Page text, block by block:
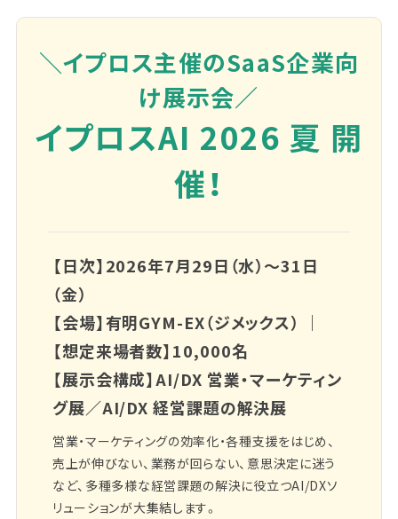
＼イプロス主催のSaaS企業向
け展示会／
イプロスAI 2026 夏 開
催！
【日次】2026年7月29日（水）～31日
（金）
【会場】有明GYM-EX（ジメックス） ｜
【想定来場者数】10,000名
【展示会構成】AI/DX 営業・マーケティン
グ展／AI/DX 経営課題の解決展
営業・マーケティングの効率化・各種支援をはじめ、
売上が伸びない、業務が回らない、意思決定に迷う
など、多種多様な経営課題の解決に役立つAI/DXソ
リューションが大集結します。